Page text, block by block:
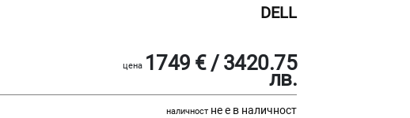
DELL
цена 1749 € / 3420.75
лв.
наличност не е в наличност